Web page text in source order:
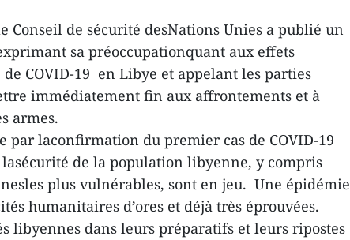
Conseil de sécurité desNations Unies a publié un
sa préoccupationquant aux effets
COVID-19 en Libye et appelant les parties
immédiatement fin aux affrontements et à
armes.
par laconfirmation du premier cas de COVID-19
de la population libyenne, y compris
plus vulnérables, sont en jeu. Une épidémie
humanitaires d’ores et déjà très éprouvées.
libyennes dans leurs préparatifs et leurs ripostes